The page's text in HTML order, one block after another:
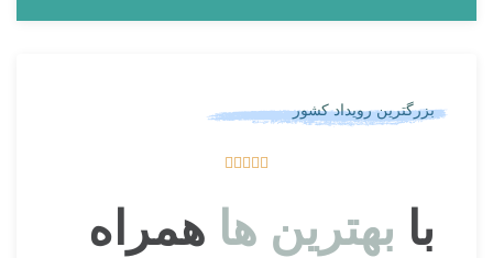
بزرگترین رویداد کشور





با بهترین ها همراه